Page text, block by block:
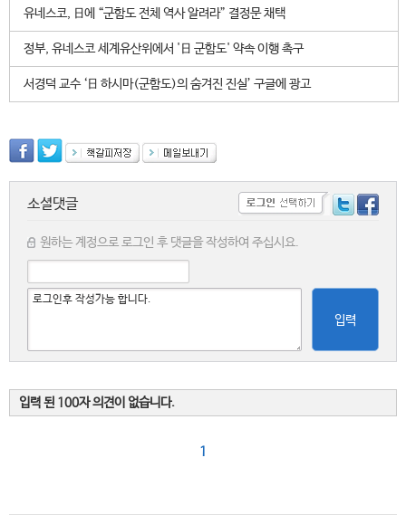
유네스코, 日에 “군함도 전체 역사 알려라” 결정문 채택
정부, 유네스코 세계유산위에서 '日 군함도' 약속 이행 촉구
서경덕 교수 ‘日 하시마(군함도)의 숨겨진 진실’ 구글에 광고
소셜댓글
원하는 계정으로 로그인 후 댓글을 작성하여 주십시요.
입력
입력 된 100자 의견이 없습니다.
1